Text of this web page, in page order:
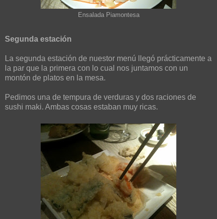
Ensalada Piamontesa
Segunda estación
La segunda estación de nuestor menú llegó prácticamente a
la par que la primera con lo cual nos juntamos con un
montón de platos en la mesa.
Pedimos una de tempura de verduras y dos raciones de
sushi maki. Ambas cosas estaban muy ricas.